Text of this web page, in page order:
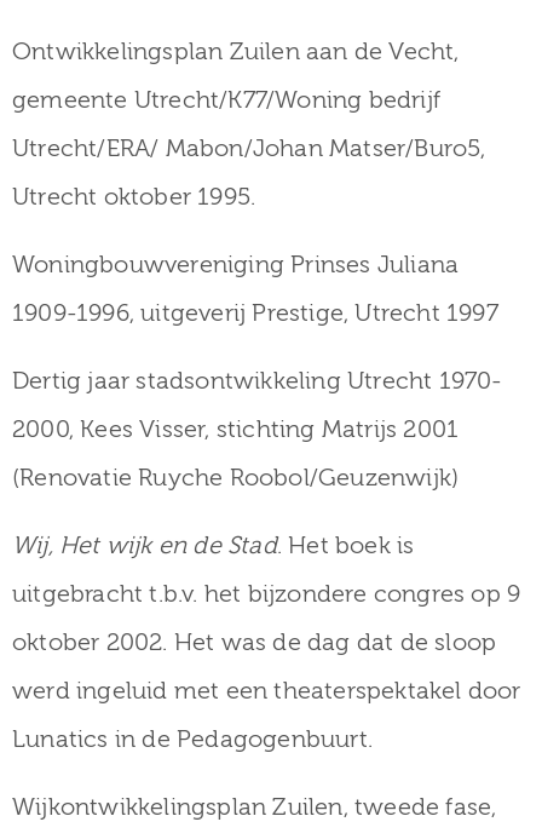
Ontwikkelingsplan Zuilen aan de Vecht,
gemeente Utrecht/K77/Woning bedrijf
Utrecht/ERA/ Mabon/Johan Matser/Buro5,
Utrecht oktober 1995.
Woningbouwvereniging Prinses Juliana
1909-1996, uitgeverij Prestige, Utrecht 1997
Dertig jaar stadsontwikkeling Utrecht 1970-
2000, Kees Visser, stichting Matrijs 2001
(Renovatie Ruyche Roobol/Geuzenwijk)
Wij, Het wijk en de Stad. Het boek is
uitgebracht t.b.v. het bijzondere congres op 9
oktober 2002. Het was de dag dat de sloop
werd ingeluid met een theaterspektakel door
Lunatics in de Pedagogenbuurt.
Wijkontwikkelingsplan Zuilen, tweede fase,